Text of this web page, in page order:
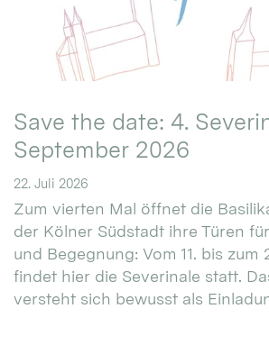
Save the date: 4.
September 2026
22. Juli 2026
Zum vierten Mal öffnet die
der Kölner Südstadt ihre Türen
und Begegnung: Vom 11. bis zum
findet hier die Severinale statt.
versteht sich bewusst als